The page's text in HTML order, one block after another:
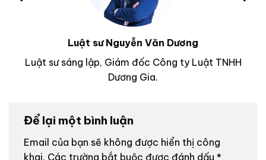
Luật sư Nguyễn Văn Dương
Luật sư sáng lập, Giám đốc Công ty Luật TNHH
Dương Gia.
Để lại một bình luận
Email của bạn sẽ không được hiển thị công
khai. Các trường bắt buộc được đánh dấu *